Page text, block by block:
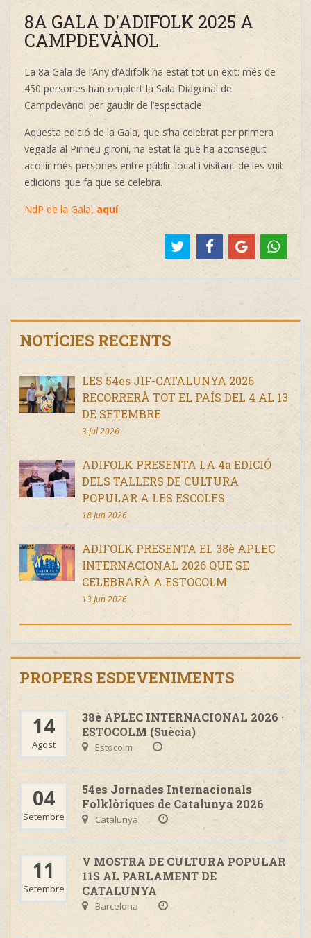
8A GALA D'ADIFOLK 2025 A
CAMPDEVÀNOL
La 8a Gala de l’Any d’Adifolk ha estat tot un èxit: més de
450 persones han omplert la Sala Diagonal de
Campdevànol per gaudir de l’espectacle.
Aquesta edició de la Gala, que s’ha celebrat per primera
vegada al Pirineu gironí, ha estat la que ha aconseguit
acollir més persones entre públic local i visitant de les vuit
edicions que fa que se celebra.
NdP de la Gala, aquí
NOTÍCIES RECENTS
LES 54es JIF-CATALUNYA 2026
RECORRERÀ TOT EL PAÍS DEL 4 AL 13
DE SETEMBRE
3 Jul 2026
ADIFOLK PRESENTA LA 4a EDICIÓ
DELS TALLERS DE CULTURA
POPULAR A LES ESCOLES
18 Jun 2026
ADIFOLK PRESENTA EL 38è APLEC
INTERNACIONAL 2026 QUE SE
CELEBRARÀ A ESTOCOLM
13 Jun 2026
PROPERS ESDEVENIMENTS
14
Agost
38è APLEC INTERNACIONAL 2026 ·
ESTOCOLM (Suècia)
Estocolm
04
Setembre
54es Jornades Internacionals
Folklòriques de Catalunya 2026
Catalunya
11
Setembre
V MOSTRA DE CULTURA POPULAR
11S AL PARLAMENT DE
CATALUNYA
Barcelona